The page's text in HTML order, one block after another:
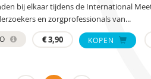
bij elkaar tijdens de International
en zorgprofessionals van...
€3,90 KOPEN